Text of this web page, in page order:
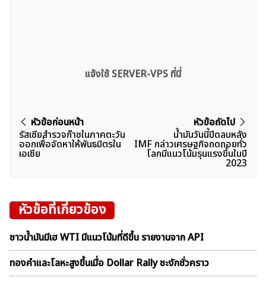
แจ้งใช้ SERVER-VPS ที่นี่
แนะแนว
เรื่อง
หัวข้อก่อนหน้า
รัสเซียสำรวจก๊าซในภาคตะวัน
ออกเพื่อจัดหาให้พันธมิตรใน
เอเชีย
หัวข้อถัดไป
น้ำมันวันนี้ปิดลบหลัง
IMF กล่าวเศรษฐกิจถดถอยทั่ว
โลกมีแนวโน้มรุนแรงขึ้นในปี
2023
หัวข้อที่เกี่ยวข้อง
ชาวน้ำมันมีเฮ WTI มีแนวโน้มที่ดีขึ้น รายงานจาก API
ทองคำและโลหะสูงขึ้นเมื่อ Dollar Rally ชะงักชั่วคราว